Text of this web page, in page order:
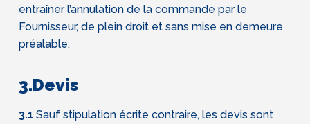
entraîner l’annulation de la commande par le
Fournisseur, de plein droit et sans mise en demeure
préalable.
3.Devis
3.1 Sauf stipulation écrite contraire, les devis sont